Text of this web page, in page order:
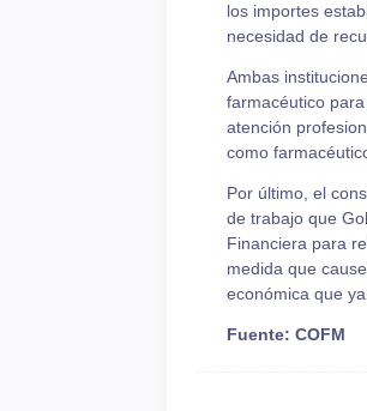
los importes
necesidad de
Ambas
farmacéutico
atención
como
Por último, el
de trabajo que
Financiera para
medida que
económica que
Fuente: COFM